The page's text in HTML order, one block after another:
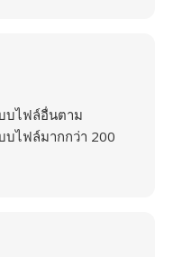
บไฟล์อื่นตาม
บไฟล์มากกว่า 200